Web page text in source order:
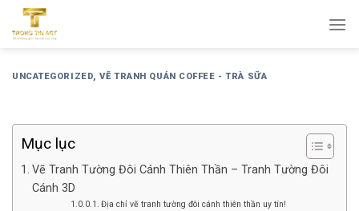
qua
dungUNCATEGORIZED,VẼ TRANH QUÁN COFFEE - TRÀ SỮA
Mục lục
Vẽ Tranh Tường Đôi Cánh Thiên Thần – Tranh Tường Đôi
Cánh 3D
Địa chỉ vẽ tranh tường đôi cánh thiên thần uy tín!